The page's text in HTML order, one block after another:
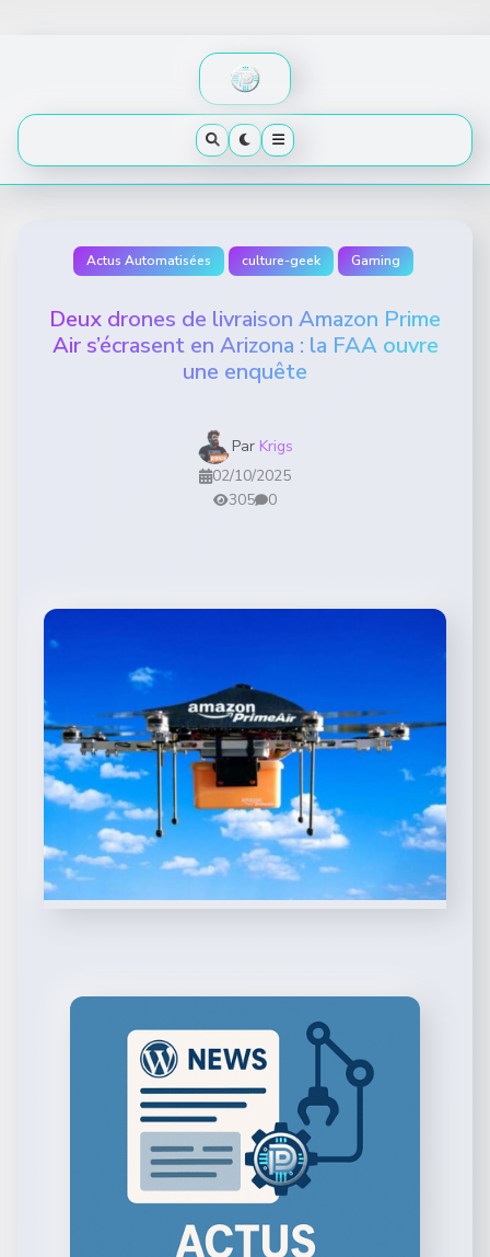
Actus Automatisées culture-geek Gaming
Deux drones de livraison Amazon Prime
Air s’écrasent en Arizona : la FAA ouvre
une enquête
Par Krigs
02/10/2025
305
0